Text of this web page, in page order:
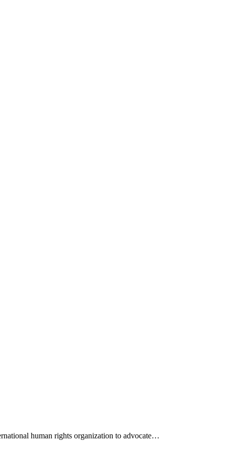
human rights organization to advocate…